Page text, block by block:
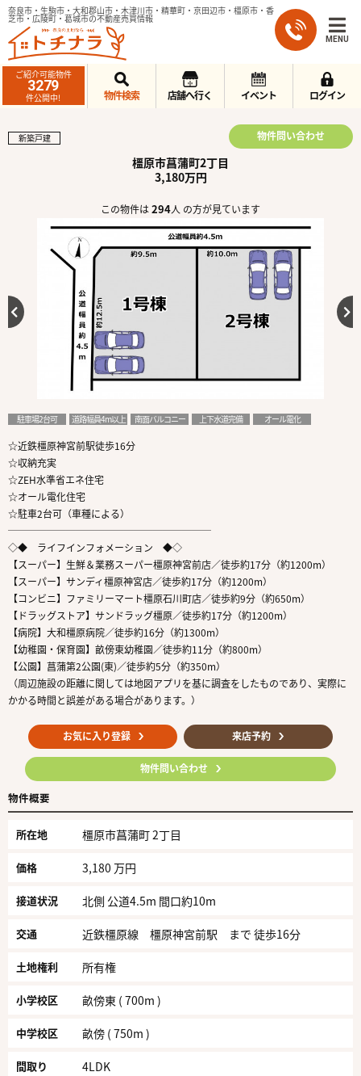
奈良市・生駒市・大和郡山市・木津川市・精華町・京田辺市・橿原市・香
芝市・広陵町・葛城市の不動産売買情報
MENU
ご紹介可能物件
3279
件公開中! 物件検索 店舗へ行く イベント ログイン
新築戸建 物件問い合わせ
橿原市菖蒲町2丁目
3,180万円
この物件は294人 の方が見ています
駐車場2台可 道路幅員4m以上 南面バルコニー 上下水道完備 オール電化
☆近鉄橿原神宮前駅徒歩16分
☆収納充実
☆ZEH水準省エネ住宅
☆オール電化住宅
☆駐車2台可（車種による）
─────────────────────
◇◆ ライフインフォメーション ◆◇
【スーパー】生鮮＆業務スーパー橿原神宮前店／徒歩約17分（約1200m）
【スーパー】サンディ橿原神宮店／徒歩約17分（約1200m）
【コンビニ】ファミリーマート橿原石川町店／徒歩約9分（約650m）
【ドラッグストア】サンドラッグ橿原／徒歩約17分（約1200m）
【病院】大和橿原病院／徒歩約16分（約1300m）
【幼稚園・保育園】畝傍東幼稚園／徒歩約11分（約800m）
【公園】菖蒲第2公園(東)／徒歩約5分（約350m）
（周辺施設の距離に関しては地図アプリを基に調査をしたものであり、実際に
かかる時間と誤差がある場合があります。）
お気に入り登録 来店予約
物件問い合わせ
物件概要
所在地 橿原市菖蒲町 2丁目
価格 3,180 万円
接道状況 北側 公道4.5m 間口約10m
交通 近鉄橿原線 橿原神宮前駅 まで 徒歩16分
土地権利 所有権
小学校区 畝傍東 ( 700m )
中学校区 畝傍 ( 750m )
間取り 4LDK